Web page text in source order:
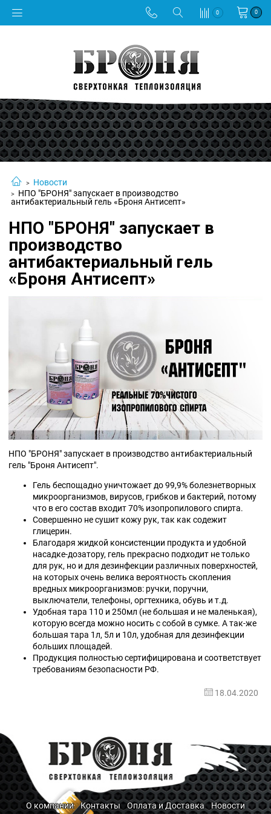
0 0
Новости
НПО "БРОНЯ" запускает в производство
антибактериальный гель «Броня Антисепт»
НПО "БРОНЯ" запускает в
производство
антибактериальный гель
«Броня Антисепт»
НПО "БРОНЯ" запускает в производство антибактериальный
гель "Броня Антисепт".
Гель беспощадно уничтожаетдо 99,9% болезнетворных
микроорганизмов, вирусов, грибков и бактерий, потому
что в его состав входит 70% изопропилового спирта.
Совершенно не сушит кожу рук, так как содежит
глицерин.
Благодаря жидкой консистенции продукта и удобной
насадке-дозатору, гель прекрасно подходит не только
для рук, но и для дезинфекции различных поверхностей,
на которых очень велика вероятность скопления
вредных микроорганизмов: ручки, поручни,
выключатели, телефоны, оргтехника, обувь и т.д.
Удобная тара 110 и 250мл (не большая и не маленькая),
которую всегда можно носить с собой в сумке. А так-же
большая тара 1л, 5л и 10л, удобная для дезинфекции
больших площадей.
Продукция полностью сертифицирована и соответствует
требованиям безопасности РФ.
18.04.2020
О компании Контакты Оплата и Доставка Новости